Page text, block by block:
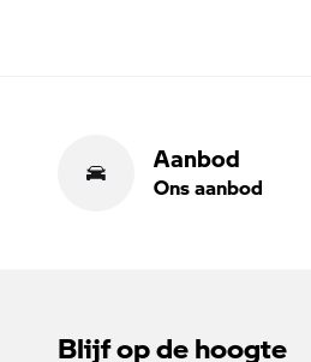
Aanbod
Ons aanbod
Blijf op de hoogte